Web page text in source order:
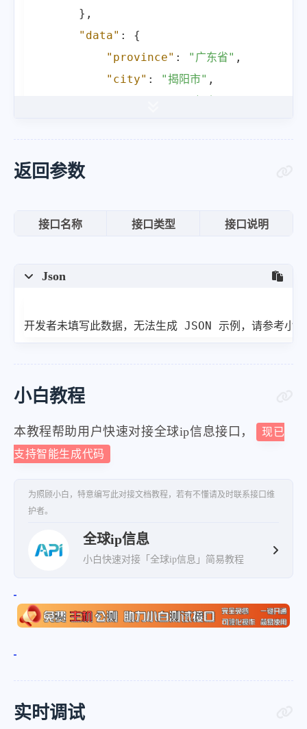
} ,
"data" :
{
"province" : "广东省" ,
"city" : "揭阳市" ,
"other"
}
}
返回参数
接口名称 接口类型 接口说明
Json
开发者未填写此数据，无法生成 JSON 示例，请参考小
小白教程
本教程帮助用户快速对接全球ip信息接口，
现已
支持智能生成代码
为照顾小白，特意编写此对接文档教程，若有不懂请及时联系接口维
护者。
全球ip信息
小白快速对接「全球ip信息」简易教程
实时调试